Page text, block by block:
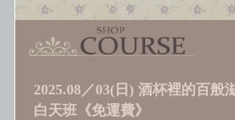
2025.08／03(日) 酒杯裡的百般
白天班《免運費》